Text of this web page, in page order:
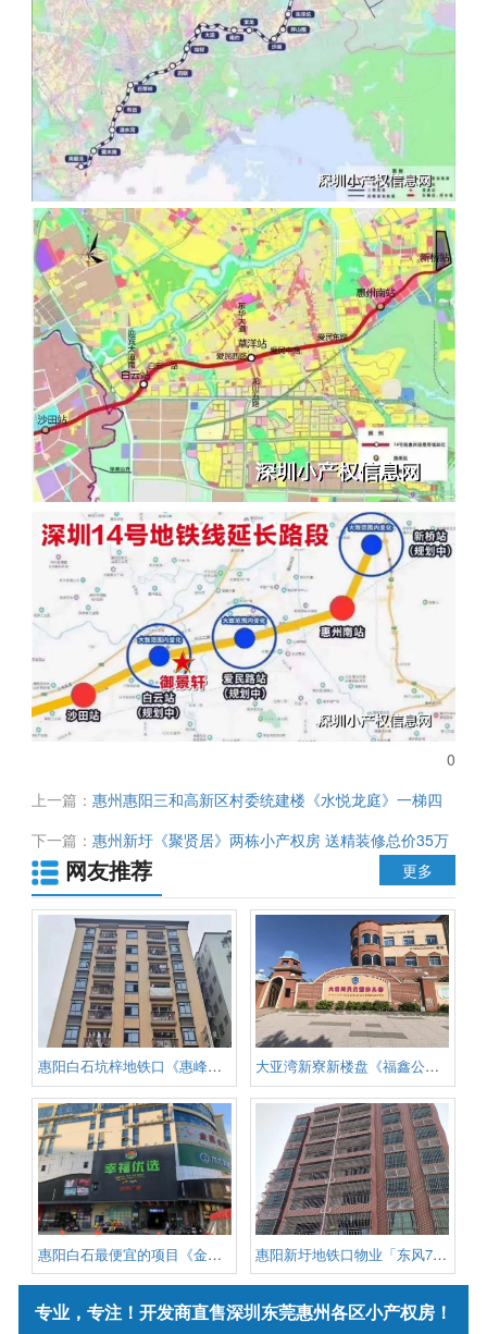
0
上一篇：惠州惠阳三和高新区村委统建楼《水悦龙庭》一梯四
户 108平三房两厅两卫36.8万 分期两年免息
下一篇：惠州新圩《聚贤居》两栋小产权房 送精装修总价35万
起 可分期5年
网友推荐 更多
惠阳白石坑梓地铁口《惠峰雅阁》 大亚湾新寮新楼盘《福鑫公寓》真
惠阳白石最便宜的项目《金湖大厦 惠阳新圩地铁口物业「东风7号」
专业，专注！开发商直售深圳东莞惠州各区小产权房！